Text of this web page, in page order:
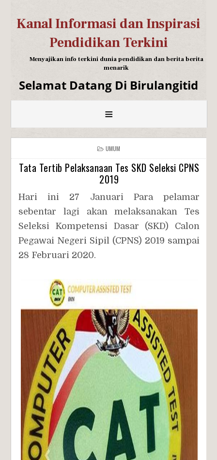
Kanal Informasi dan Inspirasi
Pendidikan Terkini
Menyajikan info terkini dunia pendidikan dan berita berita
menarik
Selamat Datang Di Birulangitid
≡
UMUM
Tata Tertib Pelaksanaan Tes SKD Seleksi CPNS
2019
Hari ini 27 Januari Para pelamar
sebentar lagi akan melaksanakan Tes
Seleksi Kompetensi Dasar (SKD) Calon
Pegawai Negeri Sipil (CPNS) 2019 sampai
28 Februari 2020.